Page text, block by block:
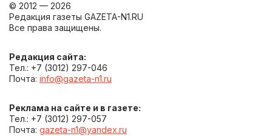
© 2012 — 2026
Редакция газеты GAZETA-N1.RU
Все права защищены.
Редакция сайта:
Тел.: +7 (3012) 297-046
Почта: info@gazeta-n1.ru
Реклама на сайте и в газете:
Тел.: +7 (3012) 297-057
Почта: gazeta-n1@yandex.ru